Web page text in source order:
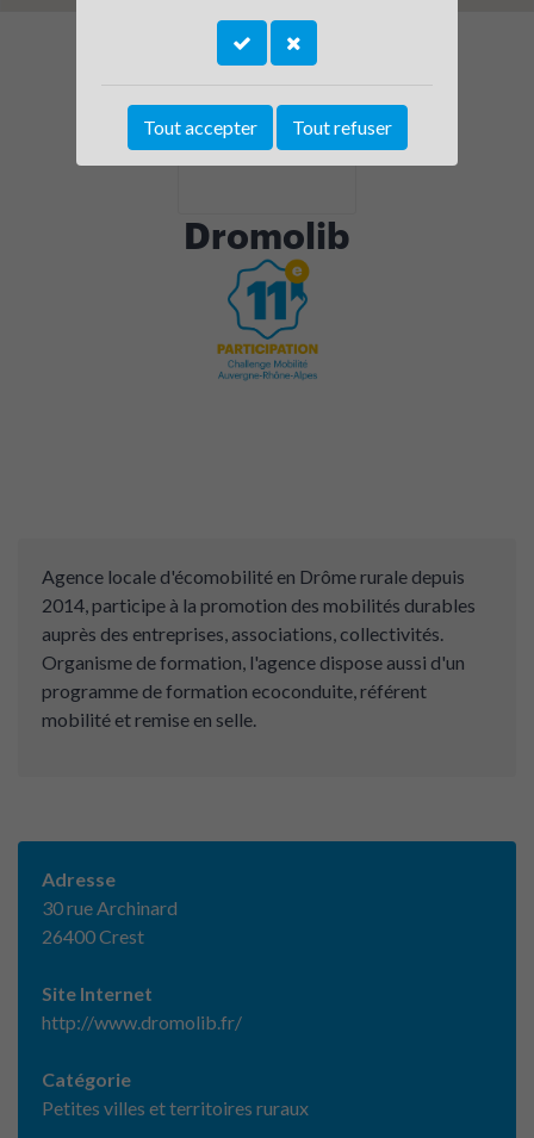
Dromolib
Agence locale d'écomobilité en Drôme rurale depuis
2014, participe à la promotion des mobilités durables
auprès des entreprises, associations, collectivités.
Organisme de formation, l'agence dispose aussi d'un
programme de formation ecoconduite, référent
mobilité et remise en selle.
Adresse
30 rue Archinard
26400 Crest
Site Internet
http://www.dromolib.fr/
Catégorie
Petites villes et territoires ruraux
Tout accepter Tout refuser